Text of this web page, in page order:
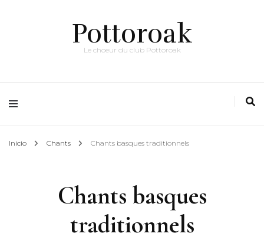
Pottoroak
Le choeur du club Pottoroak
Inicio Chants Chants basques traditionnels
Chants basques
traditionnels